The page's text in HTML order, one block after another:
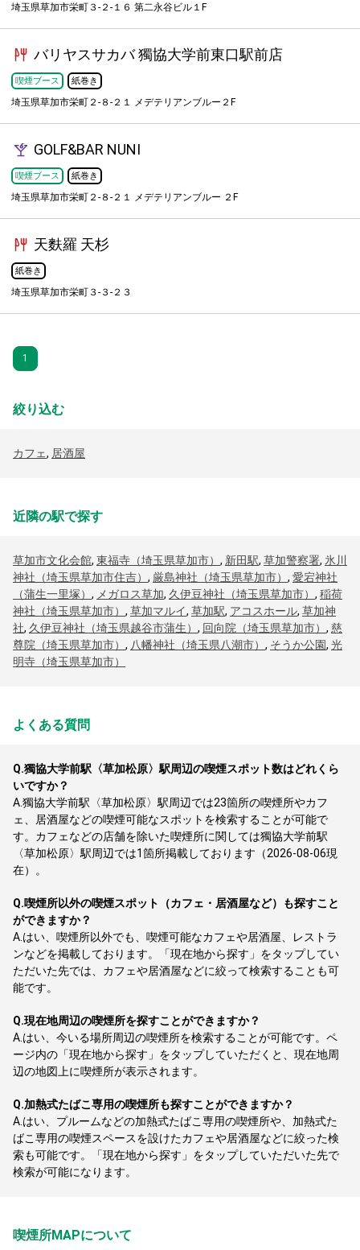
埼玉県草加市栄町３-２-１６ 第二永谷ビル１F
バリヤスサカバ 獨協大学前東口駅前店
喫煙ブース 紙巻き
埼玉県草加市栄町２-８-２１ メデテリアンブルー２F
GOLF&BAR NUNI
喫煙ブース 紙巻き
埼玉県草加市栄町２-８-２１ メデテリアンブルー ２F
天麩羅 天杉
紙巻き
埼玉県草加市栄町３-３-２３
1
絞り込む
カフェ, 居酒屋
近隣の駅で探す
草加市文化会館, 東福寺（埼玉県草加市） , 新田駅, 草加警察署, 氷川
神社（埼玉県草加市住吉） , 厳島神社（埼玉県草加市） , 愛宕神社
（蒲生一里塚） , メガロス草加, 久伊豆神社（埼玉県草加市） , 稲荷
神社（埼玉県草加市） , 草加マルイ, 草加駅, アコスホール, 草加神
社, 久伊豆神社（埼玉県越谷市蒲生） , 回向院（埼玉県草加市） , 慈
尊院（埼玉県草加市） , 八幡神社（埼玉県八潮市） , そうか公園, 光
明寺（埼玉県草加市）
よくある質問
Q.獨協大学前駅〈草加松原〉駅周辺の喫煙スポット数はどれくら
いですか？
A.獨協大学前駅〈草加松原〉駅周辺では23箇所の喫煙所やカフ
ェ、居酒屋などの喫煙可能なスポットを検索することが可能で
す。カフェなどの店舗を除いた喫煙所に関しては獨協大学前駅
〈草加松原〉駅周辺では1箇所掲載しております（2026-08-06現
在）。
Q.喫煙所以外の喫煙スポット（カフェ・居酒屋など）も探すこと
ができますか？
A. はい、喫煙所以外でも、喫煙可能なカフェや居酒屋、レストラ
ンなどを掲載しております。「現在地から探す」をタップしてい
ただいた先では、カフェや居酒屋などに絞って検索することも可
能です。
Q.現在地周辺の喫煙所を探すことができますか？
A. はい、今いる場所周辺の喫煙所を検索することが可能です。ペ
ージ内の「現在地から探す」をタップしていただくと、現在地周
辺の地図上に喫煙所が表示されます。
Q.加熱式たばこ専用の喫煙所も探すことができますか？
A. はい、プルームなどの加熱式たばこ専用の喫煙所や、加熱式た
ばこ専用の喫煙スペースを設けたカフェや居酒屋などに絞った検
索も可能です。「現在地から探す」をタップしていただいた先で
検索が可能になります。
喫煙所MAPについて